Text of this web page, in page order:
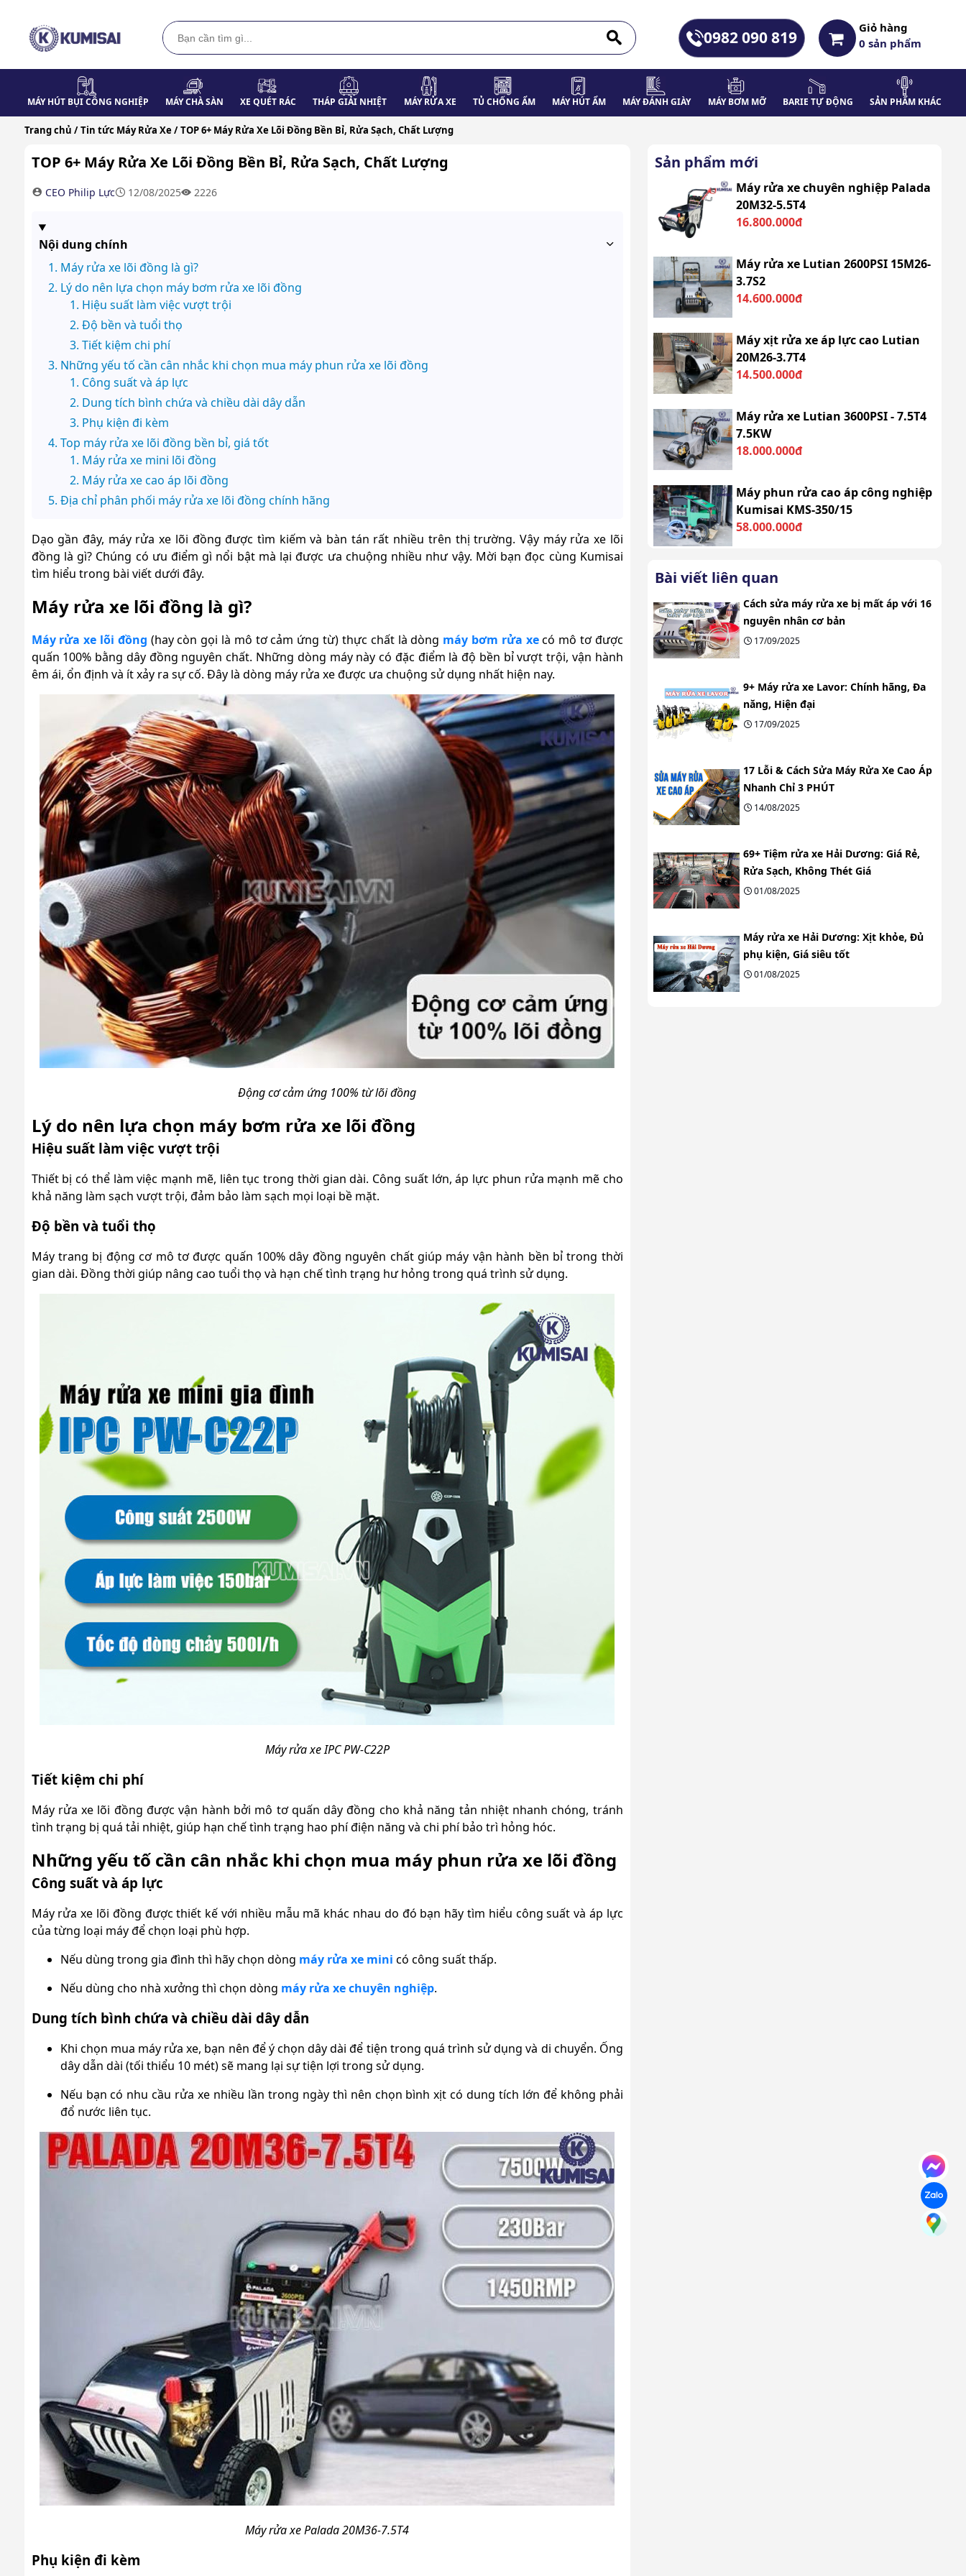
0982 090 819
Giỏ hàng
0sản phẩm
MÁY HÚT BỤI CÔNG NGHIỆP MÁY CHÀ SÀN XE QUÉT RÁC THÁP GIẢI NHIỆT MÁY RỬA XE TỦ CHỐNG ẨM MÁY HÚT ẨM MÁY ĐÁNH GIÀY MÁY BƠM MỠ BARIE TỰ ĐỘNG SẢN PHẨM KHÁC
Trang chủ / Tin tức Máy Rửa Xe / TOP 6+ Máy Rửa Xe Lõi Đồng Bền Bỉ, Rửa Sạch, Chất Lượng
TOP 6+ Máy Rửa Xe Lõi Đồng Bền Bỉ, Rửa Sạch, Chất Lượng
CEO Philip Lực 12/08/2025 2226
Nội dung chính
Máy rửa xe lõi đồng là gì?
Lý do nên lựa chọn máy bơm rửa xe lõi đồng
Hiệu suất làm việc vượt trội
Độ bền và tuổi thọ
Tiết kiệm chi phí
Những yếu tố cần cân nhắc khi chọn mua máy phun rửa xe lõi đồng
Công suất và áp lực
Dung tích bình chứa và chiều dài dây dẫn
Phụ kiện đi kèm
Top máy rửa xe lõi đồng bền bỉ, giá tốt
Máy rửa xe mini lõi đồng
Máy rửa xe cao áp lõi đồng
Địa chỉ phân phối máy rửa xe lõi đồng chính hãng
Dạo gần đây, máy rửa xe lõi đồng được tìm kiếm và bàn tán rất nhiều trên thị trường. Vậy máy rửa xe lõi
đồng là gì? Chúng có ưu điểm gì nổi bật mà lại được ưa chuộng nhiều như vậy. Mời bạn đọc cùng Kumisai
tìm hiểu trong bài viết dưới đây.
Máy rửa xe lõi đồng là gì?
Máy rửa xe lõi đồng (hay còn gọi là mô tơ cảm ứng từ) thực chất là dòng máy bơm rửa xecó mô tơ được
quấn 100% bằng dây đồng nguyên chất. Những dòng máy này có đặc điểm là độ bền bỉ vượt trội, vận hành
êm ái, ổn định và ít xảy ra sự cố. Đây là dòng máy rửa xe được ưa chuộng sử dụng nhất hiện nay.
Động cơ cảm ứng 100% từ lõi đồng
Lý do nên lựa chọn máy bơm rửa xe lõi đồng
Hiệu suất làm việc vượt trội
Thiết bị có thể làm việc mạnh mẽ, liên tục trong thời gian dài. Công suất lớn, áp lực phun rửa mạnh mẽ cho
khả năng làm sạch vượt trội, đảm bảo làm sạch mọi loại bề mặt.
Độ bền và tuổi thọ
Máy trang bị động cơ mô tơ được quấn 100% dây đồng nguyên chất giúp máy vận hành bền bỉ trong thời
gian dài. Đồng thời giúp nâng cao tuổi thọ và hạn chế tình trạng hư hỏng trong quá trình sử dụng.
Máy rửa xe IPC PW-C22P
Tiết kiệm chi phí
Máy rửa xe lõi đồng được vận hành bởi mô tơ quấn dây đồng cho khả năng tản nhiệt nhanh chóng, tránh
tình trạng bị quá tải nhiệt, giúp hạn chế tình trạng hao phí điện năng và chi phí bảo trì hỏng hóc.
Những yếu tố cần cân nhắc khi chọn mua máy phun rửa xe lõi đồng
Công suất và áp lực
Máy rửa xe lõi đồng được thiết kế với nhiều mẫu mã khác nhau do đó bạn hãy tìm hiểu công suất và áp lực
của từng loại máy để chọn loại phù hợp.
Nếu dùng trong gia đình thì hãy chọn dòng máy rửa xe mini có công suất thấp.
Nếu dùng cho nhà xưởng thì chọn dòng máy rửa xe chuyên nghiệp.
Dung tích bình chứa và chiều dài dây dẫn
Khi chọn mua máy rửa xe, bạn nên để ý chọn dây dài để tiện trong quá trình sử dụng và di chuyển. Ống
dây dẫn dài (tối thiểu 10 mét) sẽ mang lại sự tiện lợi trong sử dụng.
Nếu bạn có nhu cầu rửa xe nhiều lần trong ngày thì nên chọn bình xịt có dung tích lớn để không phải
đổ nước liên tục.
Máy rửa xe Palada 20M36-7.5T4
Phụ kiện đi kèm
Sản phẩm mới
Máy rửa xe chuyên nghiệp Palada
20M32-5.5T4
16.800.000đ
Máy rửa xe Lutian 2600PSI 15M26-
3.7S2
14.600.000đ
Máy xịt rửa xe áp lực cao Lutian
20M26-3.7T4
14.500.000đ
Máy rửa xe Lutian 3600PSI - 7.5T4
7.5KW
18.000.000đ
Máy phun rửa cao áp công nghiệp
Kumisai KMS-350/15
58.000.000đ
Bài viết liên quan
Cách sửa máy rửa xe bị mất áp với 16
nguyên nhân cơ bản
17/09/2025
9+ Máy rửa xe Lavor: Chính hãng, Đa
năng, Hiện đại
17/09/2025
17 Lỗi & Cách Sửa Máy Rửa Xe Cao Áp
Nhanh Chỉ 3 PHÚT
14/08/2025
69+ Tiệm rửa xe Hải Dương: Giá Rẻ,
Rửa Sạch, Không Thét Giá
01/08/2025
Máy rửa xe Hải Dương: Xịt khỏe, Đủ
phụ kiện, Giá siêu tốt
01/08/2025